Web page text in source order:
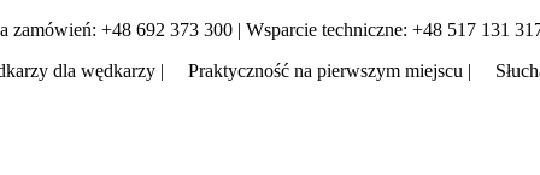
Skip
content
zamówień: +48 692 373 300 | Wsparcie techniczne: +48 517 131
dla wędkarzy | Praktyczność na pierwszym miejscu |